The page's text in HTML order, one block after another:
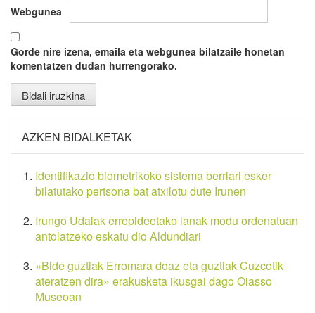
Webgunea
Gorde nire izena, emaila eta webgunea bilatzaile honetan
komentatzen dudan hurrengorako.
AZKEN BIDALKETAK
Identifikazio biometrikoko sistema berriari esker
bilatutako pertsona bat atxilotu dute Irunen
Irungo Udalak errepideetako lanak modu ordenatuan
antolatzeko eskatu dio Aldundiari
«Bide guztiak Erromara doaz eta guztiak Cuzcotik
ateratzen dira» erakusketa ikusgai dago Oiasso
Museoan